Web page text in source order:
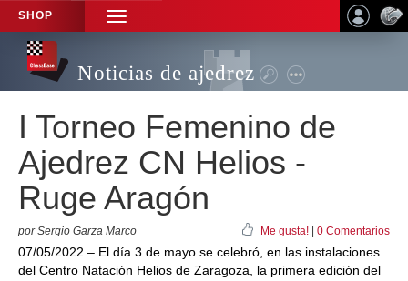
SHOP
TOGGLE
NAVIGATION
Noticias de ajedrez
I Torneo Femenino de
Ajedrez CN Helios -
Ruge Aragón
por Sergio Garza Marco Me gusta! 0 Comentarios
07/05/2022 – El día 3 de mayo se celebró, en las instalaciones
del Centro Natación Helios de Zaragoza, la primera edición del